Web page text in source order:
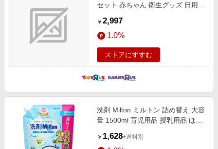
セット 赤ちゃん 衛生グッズ 日用品
￥ 2,997
1.0%
ストアにすすむ
洗剤 Milton ミルトン 詰め替え 大容
量 1500ml 育児用品 授乳用品 ほ乳
￥ 1,628+送料別